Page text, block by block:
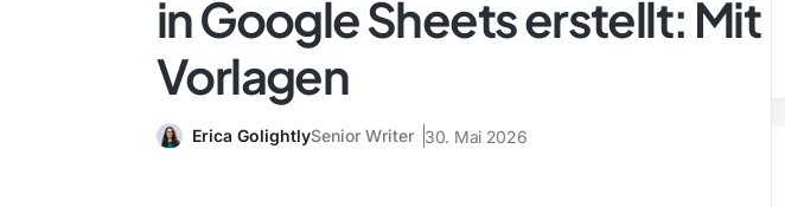
in Google Sheets erstellt: Mit
Vorlagen
Erica GolightlySenior Writer 30. Mai 2026